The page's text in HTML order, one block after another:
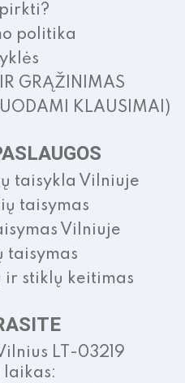
politika
GRĄŽINIMAS
KLAUSIMAI)
taisykla Vilniuje
taisymas
Vilniuje
taisymas
ir stiklų keitimas
LT-03219
laikas: